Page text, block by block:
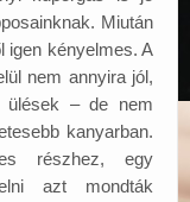
Miután
igen kényelmes. A
nem annyira jól,
ülések – de nem
kanyarban.
részhez, egy
azt mondták